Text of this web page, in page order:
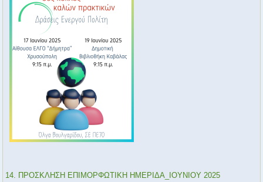
14. ΠΡΟΣΚΛΗΣΗ ΕΠΙΜΟΡΦΩTIKH ΗΜΕΡΙΔΑ_ΙΟΥΝΙΟΥ 2025